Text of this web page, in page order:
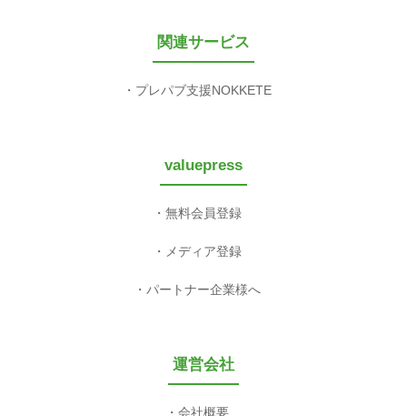
関連サービス
プレパブ支援NOKKETE
valuepress
無料会員登録
メディア登録
パートナー企業様へ
運営会社
会社概要